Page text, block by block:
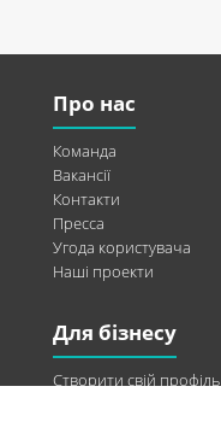
Про нас
Команда
Вакансії
Контакти
Пресса
Угода користувача
Наші проекти
Для бізнесу
Створити свій профіль